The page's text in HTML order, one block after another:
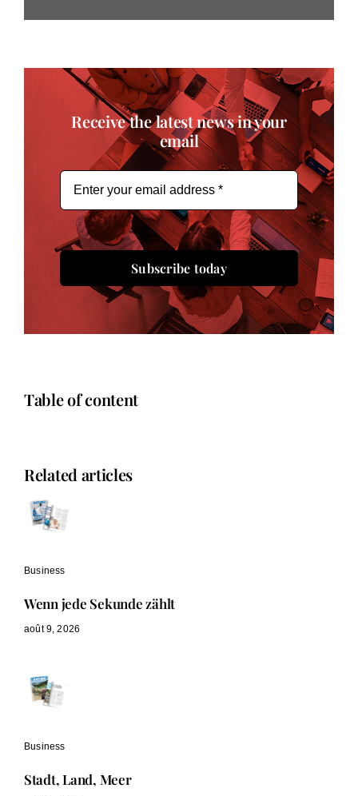
Receive the latest news in your
email
Subscribe today
Table of content
Related articles
Business
Wenn jede Sekunde zählt
août 9, 2026
Business
Stadt, Land, Meer